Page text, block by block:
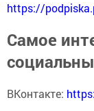
https://
Самое
ВКонтакте: